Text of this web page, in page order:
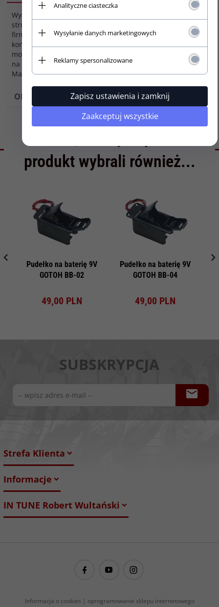
Wysoki, okrągły docisk
strun do gitary basowej
firmy GOTOH. W
komplecie śrubka
montażowa. Specyfikacja
na załączonym zdjęciu.
Made in Japan
OPINIE
Kolor
osprzętu:
produkt wybrali również...
Pudełko na baterię 9V
GOTOH BB-02
49,00 PLN
Pudełko na baterię 9V
GOTOH BB-04
49,00 PLN
SUBSKRYPCJA
Strefa Klienta
Informacje
IN TUNE Robert Wultański
guitarproject@guitarproject.pl
Informacja o cookies | oprogramowanie sklepu internetowego
Analityczne ciasteczka
Wysyłanie danych marketingowych
Reklamy spersonalizowane
Zapisz ustawienia i zamknij
Zaakceptuj wszystkie